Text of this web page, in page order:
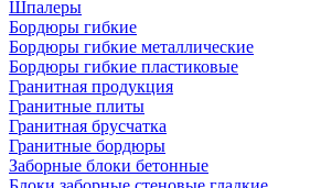
Шпалеры
Бордюры гибкие
Бордюры гибкие металлические
Бордюры гибкие пластиковые
Гранитная продукция
Гранитные плиты
Гранитная брусчатка
Гранитные бордюры
Заборные блоки бетонные